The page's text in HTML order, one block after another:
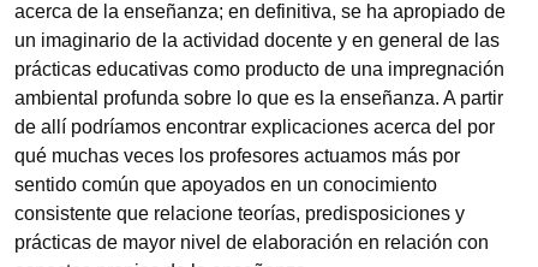
acerca de la enseñanza; en definitiva, se ha apropiado de
un imaginario de la actividad docente y en general de las
prácticas educativas como producto de una impregnación
ambiental profunda sobre lo que es la enseñanza. A partir
de allí podríamos encontrar explicaciones acerca del por
qué muchas veces los profesores actuamos más por
sentido común que apoyados en un conocimiento
consistente que relacione teorías, predisposiciones y
prácticas de mayor nivel de elaboración en relación con